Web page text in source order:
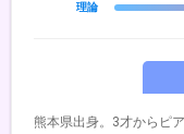
熊本県出身。3才からピ
理論